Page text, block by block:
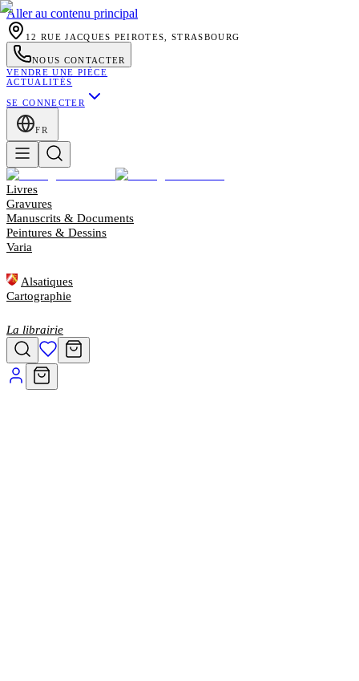
Aller au contenu principal
12 RUE JACQUES PEIROTES, STRASBOURG
NOUS CONTACTER
VENDRE UNE PIÈCE
ACTUALITÉS
SE CONNECTER
FR
Livres
Gravures
Manuscrits & Documents
Peintures & Dessins
Varia
Alsatiques
Cartographie
La librairie